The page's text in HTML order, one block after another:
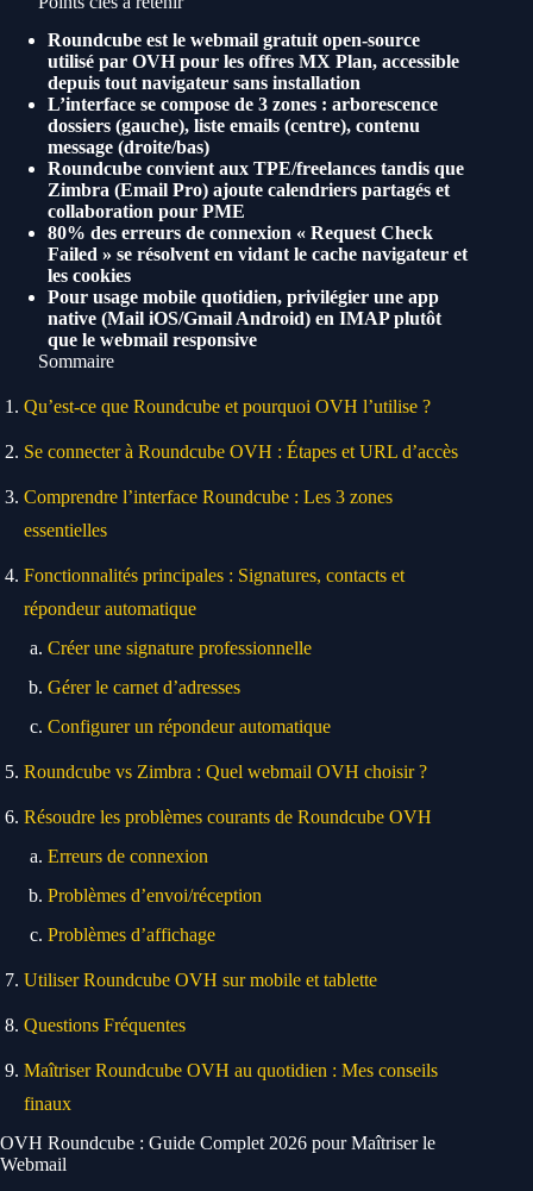
Roundcube est le webmail gratuit open-source
utilisé par OVH pour les offres MX Plan, accessible
depuis tout navigateur sans installation
L’interface se compose de 3 zones : arborescence
dossiers (gauche), liste emails (centre), contenu
message (droite/bas)
Roundcube convient aux TPE/freelances tandis que
Zimbra (Email Pro) ajoute calendriers partagés et
collaboration pour PME
80% des erreurs de connexion « Request Check
Failed » se résolvent en vidant le cache navigateur et
les cookies
Pour usage mobile quotidien, privilégier une app
native (Mail iOS/Gmail Android) en IMAP plutôt
que le webmail responsive
Sommaire
Qu’est-ce que Roundcube et pourquoi OVH l’utilise ?
Se connecter à Roundcube OVH : Étapes et URL d’accès
Comprendre l’interface Roundcube : Les 3 zones
essentielles
Fonctionnalités principales : Signatures, contacts et
répondeur automatique
Créer une signature professionnelle
Gérer le carnet d’adresses
Configurer un répondeur automatique
Roundcube vs Zimbra : Quel webmail OVH choisir ?
Résoudre les problèmes courants de Roundcube OVH
Erreurs de connexion
Problèmes d’envoi/réception
Problèmes d’affichage
Utiliser Roundcube OVH sur mobile et tablette
Questions Fréquentes
Maîtriser Roundcube OVH au quotidien : Mes conseils
finaux
OVH Roundcube : Guide Complet 2026 pour Maîtriser le
Webmail